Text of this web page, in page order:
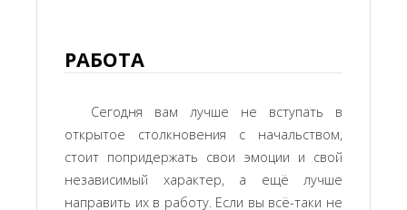
РАБОТА
Сегодня вам лучше не вступать в
открытое столкновения с начальством,
стоит попридержать свои эмоции и свой
независимый характер, а ещё лучше
направить их в работу. Если вы всё-таки не